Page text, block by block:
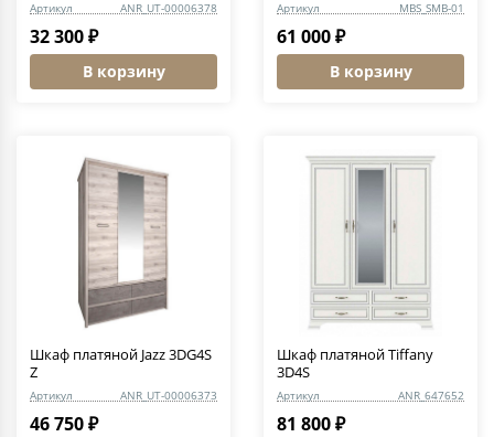
Артикул ANR_UT-00006378
32 300 ₽
В корзину
Артикул MBS_SMB-01
61 000 ₽
В корзину
Шкаф платяной Jazz 3DG4S
Z
Артикул ANR_UT-00006373
46 750 ₽
Шкаф платяной Tiffany
3D4S
Артикул ANR_647652
81 800 ₽